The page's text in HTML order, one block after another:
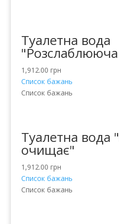
Туалетна вода
1,912.00 грн
Список бажань
Список бажань
Туалетна
очищає"
1,912.00 грн
Список бажань
Список бажань